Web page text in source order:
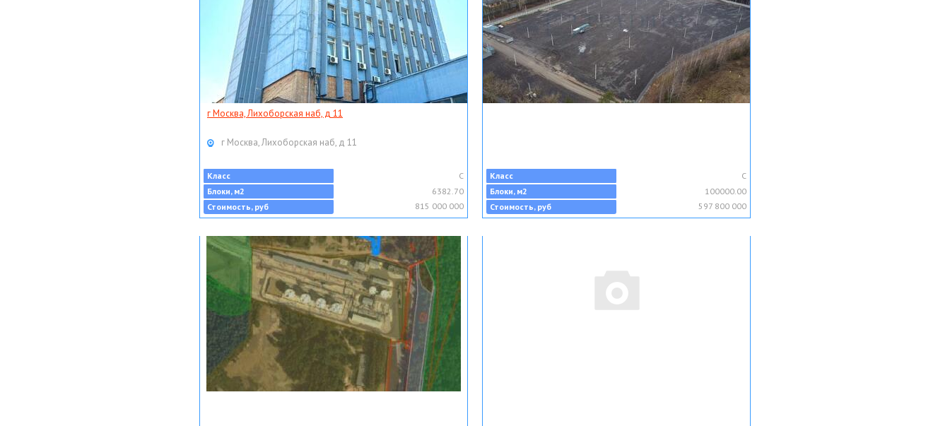
г Москва, Лихоборская наб, д 11
г Москва, Лихоборская наб, д 11
Класс
C
Блоки, м2
6382.70
Стоимость, руб
815 000 000
Класс
C
Блоки, м2
100000.00
Стоимость, руб
597 800 000